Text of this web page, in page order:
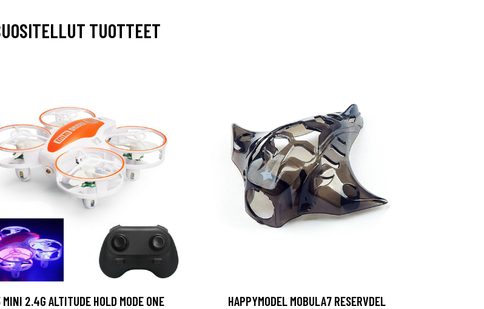
TUOTTEET
MINI 2.4G ALTITUDE HOLD MODE ONE
HAPPYMODEL MOBULA7 RESERVDEL